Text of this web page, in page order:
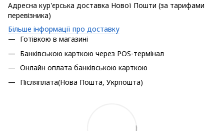
Адресна кур'єрська доставка Нової Пошти (за тарифами
перевізника)
Більше інформації про доставку
Готівкою в магазині
Банківською карткою через POS-термінал
Онлайн оплата банківською карткою
Післяплата(Нова Пошта, Укрпошта)